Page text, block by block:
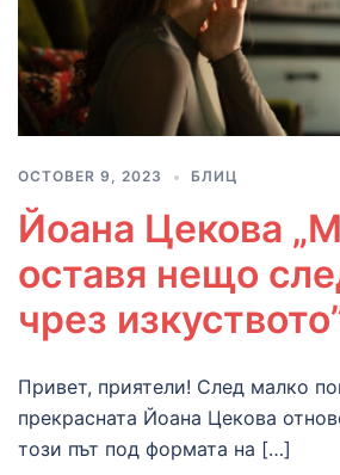
OCTOBER 9, 2023 БЛИЦ
Йоана Цекова
оставя нещо
чрез
Привет, приятели! След малко
прекрасната Йоана Цекова
този път под формата на […]